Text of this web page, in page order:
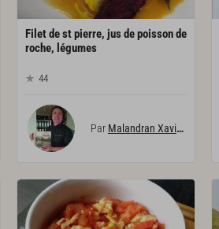
Filet de st pierre, jus de poisson de
roche, légumes
44
Par Malandran Xavier